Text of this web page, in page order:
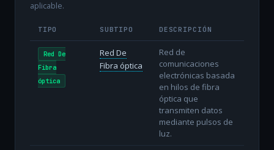
aplicable.
TIPO SUBTIPO DESCRIPCIÓN
Red De
Fibra
óptica
Red De
Fibra óptica
Red de
comunicaciones
electrónicas basada
en hilos de fibra
óptica que
transmiten datos
mediante pulsos de
luz.